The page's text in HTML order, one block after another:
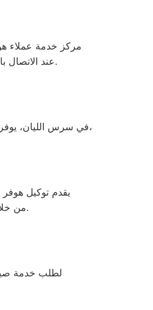
مركز خدمة عملاء
. عند الاتصال بالخط الساخن، ستتمكن من الحصول على خدمات العملاء الممتازة التي تتوفر طوال اليوم عبر الرقم المختصر لتسجيل بياناتك وتحديد موعد الإصلاح.
في سرس الليان، يوفر مركز صيانة هوفر خدمات متميزة لإصلاح جميع أنواع الأجهزة المنزلية مثل الثلاجات والغسالات والبوتاجازات وغيرها. فريق الفنيين المدرب يتمتع بخبرة عالية،
يقدم توكيل
من خلال استخدام التطبيقات الإلكترونية المتوفرة أو عن طريق الاتصال بالرقم المخصص لتحديد مواعيد الصيانة وتلبية احتياجاتكم بكل يسر وسهولة.
لطلب خدمة